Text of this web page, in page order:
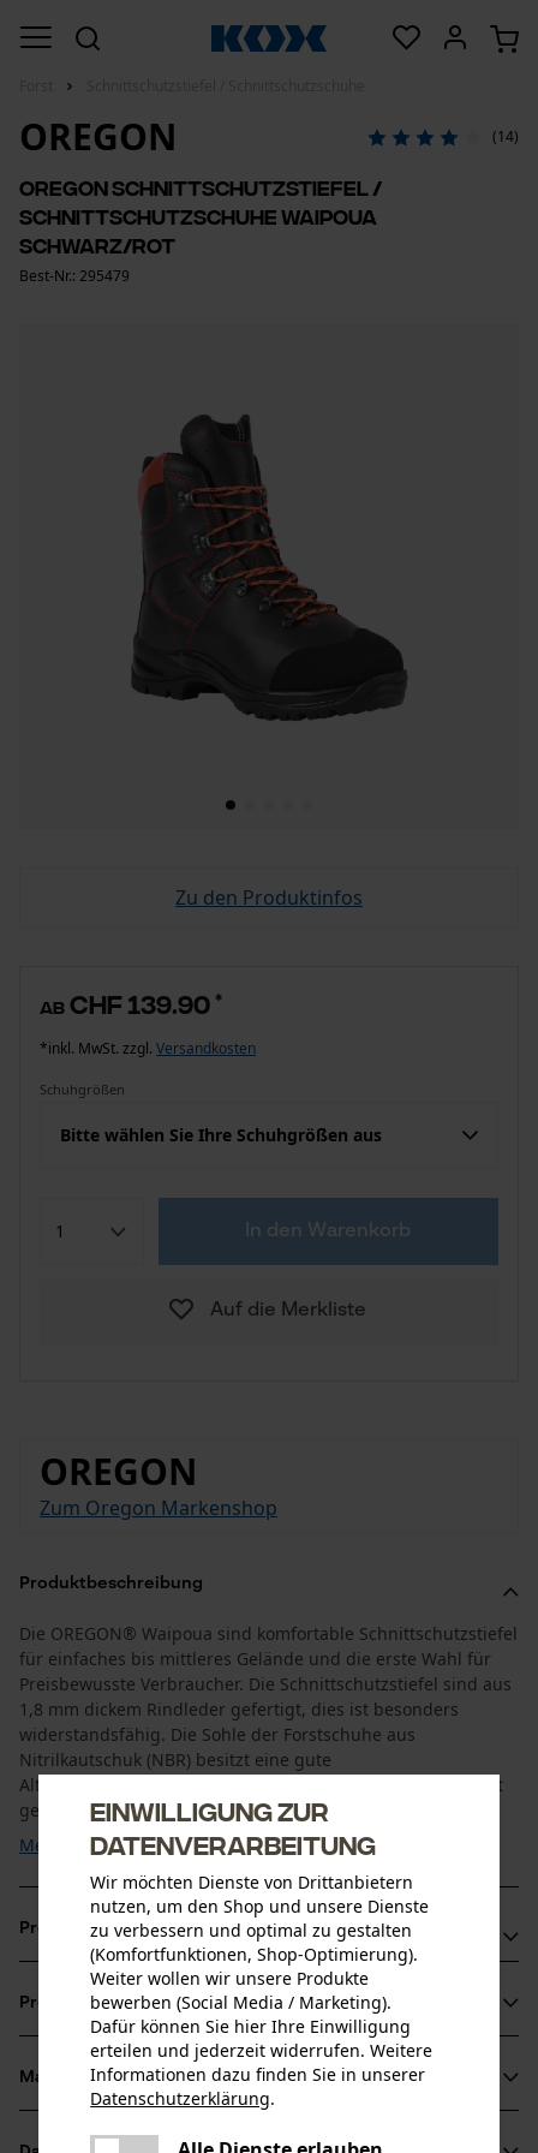
OREGON (14)
Oregon Schnittschutzstiefel /
Schnittschutzschuhe Waipoua
Schwarz/Rot
Best-Nr.: 295479
Zu den Produktinfos
ab CHF 139.90 *
*inkl. MwSt. zzgl. Versandkosten
Schuhgrößen
Bitte wählen Sie Ihre Schuhgrößen aus
In den Warenkorb
Auf die Merkliste
OREGON
Zum Oregon Markenshop
Produktbeschreibung
Die OREGON® Waipoua sind komfortable Schnittschutzstiefel
für einfaches bis mittleres Gelände und die erste Wahl für
Preisbewusste Verbraucher. Die Schnittschutzstiefel sind aus
1,8 mm dickem Rindleder gefertigt, dies ist besonders
widerstandsfähig. Die Sohle der Forstschuhe aus
Nitrilkautschuk (NBR) besitzt eine gute
Alterungsbeständigkeit und der Verschleiß durch Abrieb ist
gering. ...
Mehr anzeigen
Produktvorteile
Wasserabweisend
Schnittschutzschuhe mit ergonomischem und
gepolstertem Schaft
Produktinformationen
Produktdetails
Aktivitätstyp
Material & Pflege
Einwilligung zur
Datenverarbeitung
Wir möchten Dienste von Drittanbietern
nutzen, um den Shop und unsere Dienste
zu verbessern und optimal zu gestalten
(Komfortfunktionen, Shop-Optimierung).
Weiter wollen wir unsere Produkte
bewerben (Social Media / Marketing).
Dafür können Sie hier Ihre Einwilligung
erteilen und jederzeit widerrufen. Weitere
Informationen dazu finden Sie in unserer
Datenschutzerklärung.
Es ist ein Fehler aufgetreten. Bitte